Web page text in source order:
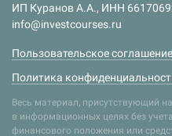
ИП Куранов А.А., ИНН
info@investcourses.ru
Пользовательское соглашение
Политика
Весь материал, присутствующий
в информационных целях без
финансового положения или